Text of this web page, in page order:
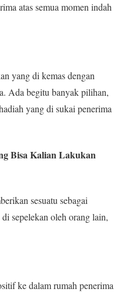
atas semua momen indah
yang di kemas dengan
Ada begitu banyak pilihan,
yang di sukai penerima
Bisa Kalian Lakukan
sesuatu sebagai
sepelekan oleh orang lain,
ke dalam rumah penerima